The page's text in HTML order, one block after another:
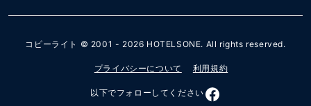
コピーライト © 2001 - 2026 HOTELSONE. All rights reserved.
プライバシーについて 利用規約
以下でフォローしてください